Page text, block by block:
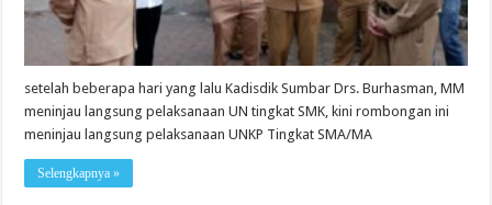
setelah beberapa hari yang lalu Kadisdik Sumbar Drs. Burhasman, MM
meninjau langsung pelaksanaan UN tingkat SMK, kini rombongan ini
meninjau langsung pelaksanaan UNKP Tingkat SMA/MA
Selengkapnya »